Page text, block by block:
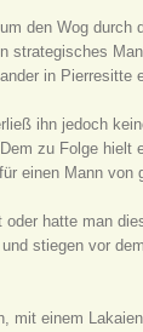
den Wog
in Pierresitte
ihn jedoch
zu Folge
einen Mann von
hatte man
stiegen vor
einem